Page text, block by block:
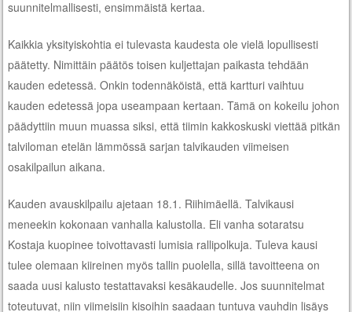
suunnitelmallisesti, ensimmäistä kertaa.
Kaikkia yksityiskohtia ei tulevasta kaudesta ole vielä lopullisesti
päätetty. Nimittäin päätös toisen kuljettajan paikasta tehdään
kauden edetessä. Onkin todennäköistä, että kartturi vaihtuu
kauden edetessä jopa useampaan kertaan. Tämä on kokeilu johon
päädyttiin muun muassa siksi, että tiimin kakkoskuski viettää pitkän
talviloman etelän lämmössä sarjan talvikauden viimeisen
osakilpailun aikana.
Kauden avauskilpailu ajetaan 18.1. Riihimäellä. Talvikausi
meneekin kokonaan vanhalla kalustolla. Eli vanha sotaratsu
Kostaja kuopinee toivottavasti lumisia rallipolkuja. Tuleva kausi
tulee olemaan kiireinen myös tallin puolella, sillä tavoitteena on
saada uusi kalusto testattavaksi kesäkaudelle. Jos suunnitelmat
toteutuvat, niin viimeisiin kisoihin saadaan tuntuva vauhdin lisäys